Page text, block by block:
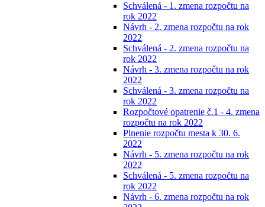
Schválená - 1. zmena rozpočtu na
rok 2022
Návrh - 2. zmena rozpočtu na rok
2022
Schválená - 2. zmena rozpočtu na
rok 2022
Návrh - 3. zmena rozpočtu na rok
2022
Schválená - 3. zmena rozpočtu na
rok 2022
Rozpočtové opatrenie č.1 - 4. zmena
rozpočtu na rok 2022
Plnenie rozpočtu mesta k 30. 6.
2022
Návrh - 5. zmena rozpočtu na rok
2022
Schválená - 5. zmena rozpočtu na
rok 2022
Návrh - 6. zmena rozpočtu na rok